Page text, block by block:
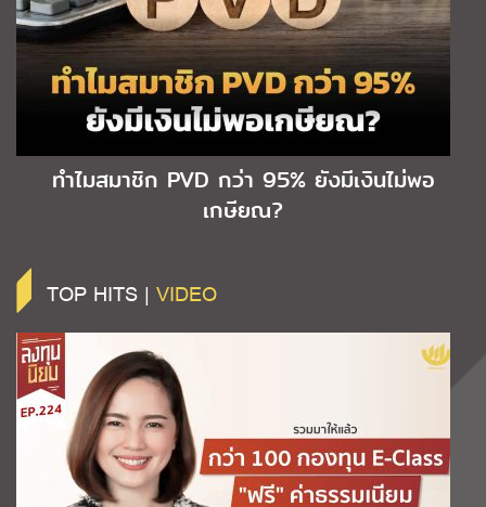
ทำไมสมาชิก PVD กว่า 95% ยังมีเงินไม่พอ
เกษียณ?
TOP HITS | VIDEO